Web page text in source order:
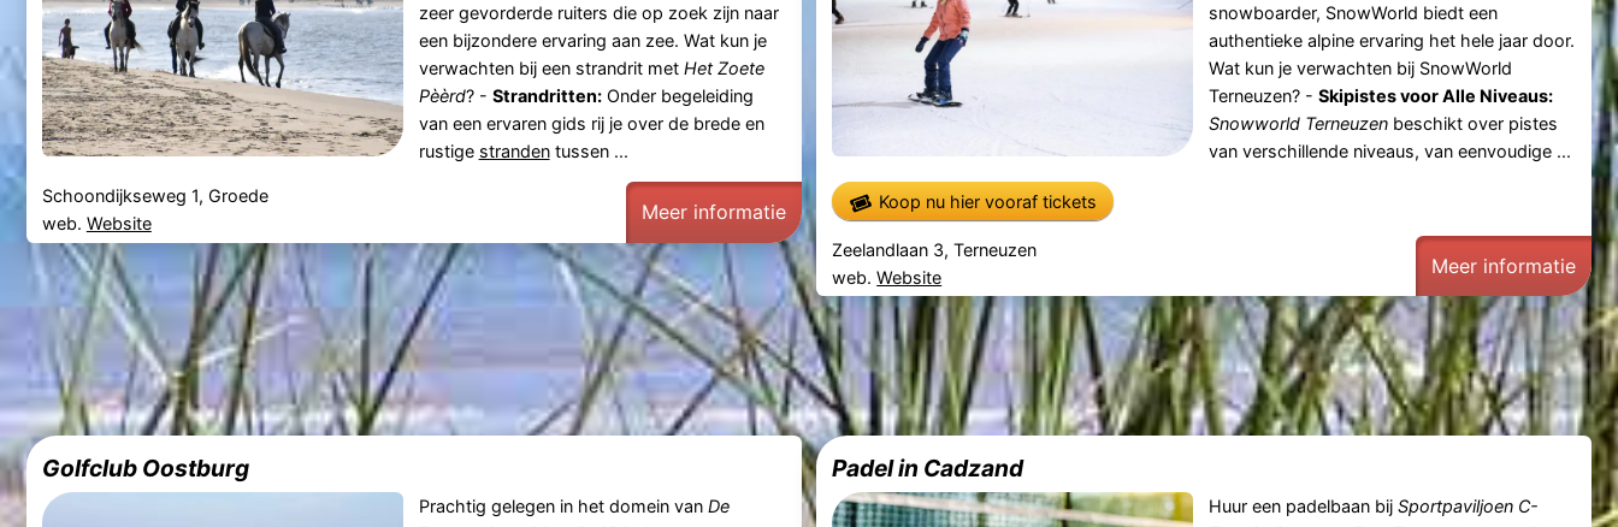
zeer gevorderde ruiters die op zoek zijn naar
een bijzondere ervaring aan zee. Wat kun je
verwachten bij een strandrit met Het Zoete
Pèèrd? - Strandritten:Onder begeleiding
van een ervaren gids rij je over de brede en
rustige strandentussen ...
Schoondijkseweg 1, Groede
web. Website Meer informatie
snowboarder, SnowWorld biedt een
authentieke alpine ervaring het hele jaar door.
Wat kun je verwachten bij SnowWorld
Terneuzen? - Skipistes voor Alle Niveaus:
Snowworld Terneuzenbeschikt over pistes
van verschillende niveaus, van eenvoudige ...
Koop nu hier vooraf tickets
Zeelandlaan 3, Terneuzen
web.Website Meer informatie
Golfclub Oostburg
Prachtig gelegen in het domein van De
Padel in Cadzand
Huur een padelbaan bij Sportpaviljoen C-